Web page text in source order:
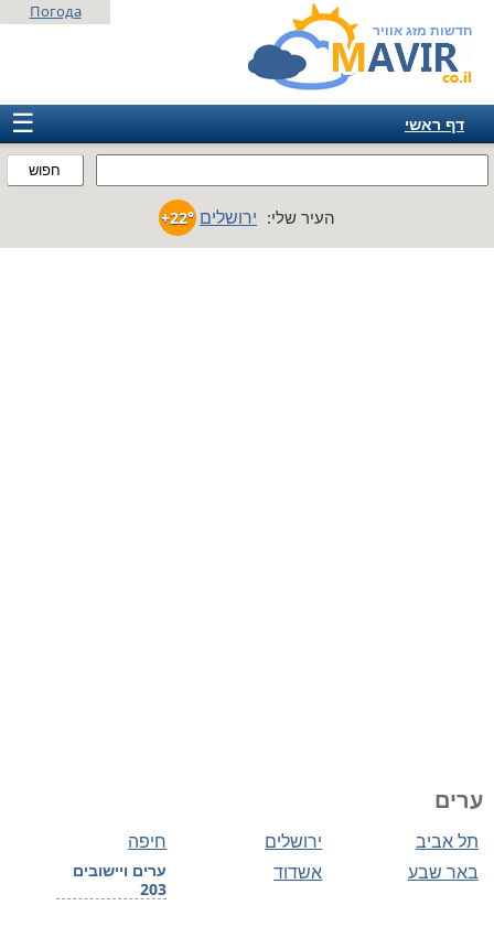
חדשות מזג אוויר
חפוש
Погода
☰
דף ראשי
אמריקה
העיר שלי: ירושלים +22°
ערים
חיפה ירושלים תל אביב
ערים ויישובים
203
אשדוד באר שבע